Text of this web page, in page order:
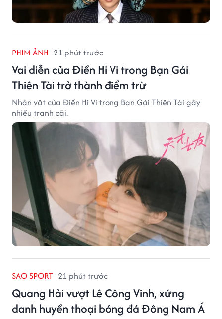
PHIM ẢNH 21 phút trước
Vai diễn của Điền Hi Vi trong Bạn Gái
Thiên Tài trở thành điểm trừ
Nhân vật của Điền Hi Vi trong Bạn Gái Thiên Tài gây
nhiều tranh cãi.
SAO SPORT 21 phút trước
Quang Hải vượt Lê Công Vinh, xứng
danh huyền thoại bóng đá Đông Nam Á